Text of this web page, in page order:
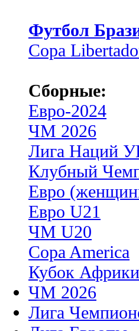
Футбол
Copa
Сборные:
Евро-2024
ЧМ 2026
Лига Наций
Клубный
Евро
Евро U21
ЧМ U20
Copa America
Кубок Африки
ЧМ 2026
Лига